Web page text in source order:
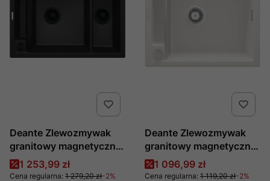
Deante Zlewozmywak
granitowy magnetyczny
1.5-komorowy Magnetic
ZRM G503
Cena promocyjna
1 253,99 zł
Cena regularna: 1 279,20 zł-2%
Deante Zlewozmywak
granitowy magnetyczny
Alabaster 1-komorowy
Magnetic ZRM A103
Cena promocyjna
1 096,99 zł
Cena regularna: 1 119,20 zł-2%